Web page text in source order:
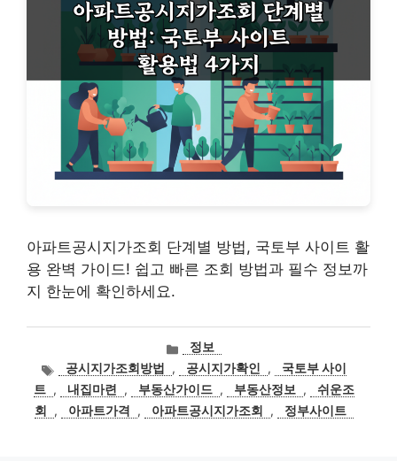
아파트공시지가조회 단계별 방법, 국토부 사이트 활
용 완벽 가이드! 쉽고 빠른 조회 방법과 필수 정보까
지 한눈에 확인하세요.
카
테
고
리
정보
태
그
공시지가조회방법 , 공시지가확인 ,
국토부 사이
트 , 내집마련 , 부동산가이드 , 부동산정보 ,
쉬운조
회
, 아파트가격 , 아파트공시지가조회 , 정부사이트